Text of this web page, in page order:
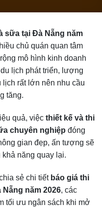
sữa tại Đà Nẵng năm
chủ quán quan tâm
mô hình kinh doanh
lịch phát triển, lượng
lịch rất lớn nên nhu cầu
tăng.
quả, việc thiết kế và thi
chuyên nghiệp đóng
gian đẹp, ấn tượng sẽ
năng quay lại.
sẻ chi tiết báo giá thi
năm 2026, các
tối ưu ngân sách khi mở